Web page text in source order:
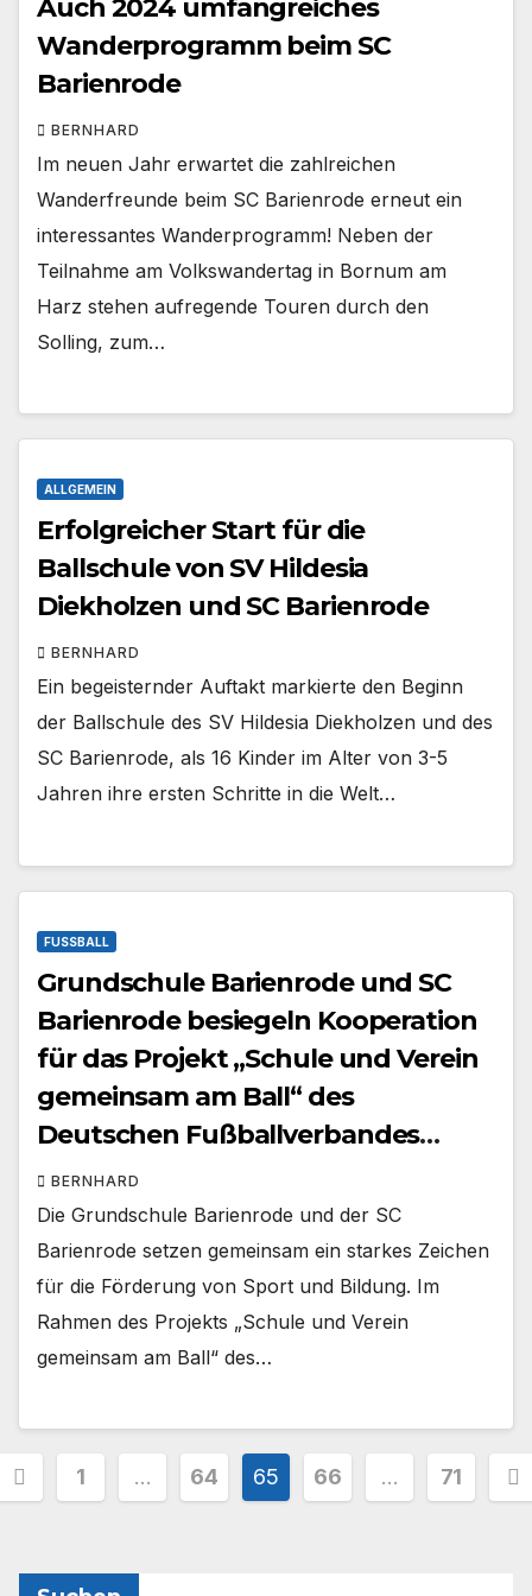
Auch 2024 umfangreiches
Wanderprogramm beim SC
Barienrode
BERNHARD
Im neuen Jahr erwartet die zahlreichen
Wanderfreunde beim SC Barienrode erneut ein
interessantes Wanderprogramm! Neben der
Teilnahme am Volkswandertag in Bornum am
Harz stehen aufregende Touren durch den
Solling, zum…
ALLGEMEIN
Erfolgreicher Start für die
Ballschule von SV Hildesia
Diekholzen und SC Barienrode
BERNHARD
Ein begeisternder Auftakt markierte den Beginn
der Ballschule des SV Hildesia Diekholzen und des
SC Barienrode, als 16 Kinder im Alter von 3-5
Jahren ihre ersten Schritte in die Welt…
FUSSBALL
Grundschule Barienrode und SC
Barienrode besiegeln Kooperation
für das Projekt „Schule und Verein
gemeinsam am Ball“ des
Deutschen Fußballverbandes
(DFB)
BERNHARD
Die Grundschule Barienrode und der SC
Barienrode setzen gemeinsam ein starkes Zeichen
für die Förderung von Sport und Bildung. Im
Rahmen des Projekts „Schule und Verein
gemeinsam am Ball“ des…
1 … 64 65 66 … 71